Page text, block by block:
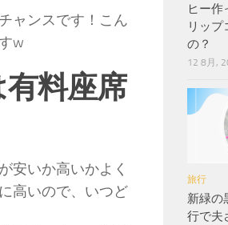
ャンスです！こん
w
料座席
安いか高いかよく
高いので、いつど
ヒー作
リップ
の？
12 8月,
旅行
新緑の
行で夫